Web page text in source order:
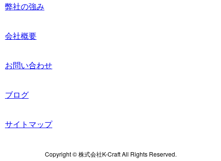
弊社の強み
会社概要
お問い合わせ
ブログ
サイトマップ
Copyright © 株式会社K-Craft All Rights Reserved.